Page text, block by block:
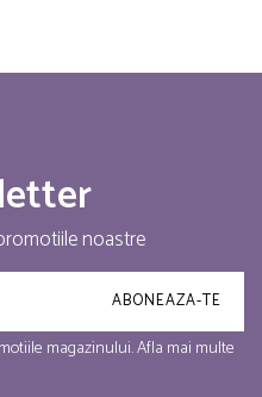
noastre
magazinului. Afla mai multe